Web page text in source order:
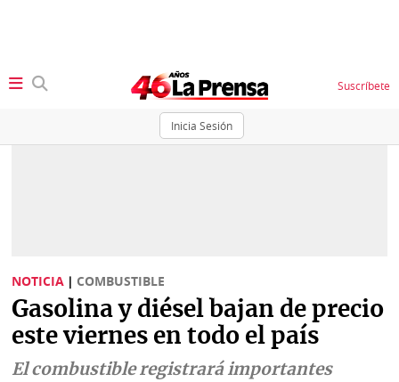
Inicia Sesión
Suscríbete
Sociedad
Judiciales
Status
K
Vivir+
NOTICIA | COMBUSTIBLE
Gasolina y diésel bajan de precio
este viernes en todo el país
El combustible registrará importantes